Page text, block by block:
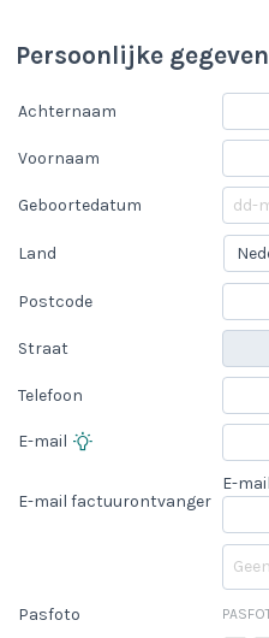
Persoonlijke
Achternaam
Voornaam
Geboortedatum
Land
Postcode
Straat
Telefoon
E-mail
E-mail factuurontvanger
E-
Pasfoto